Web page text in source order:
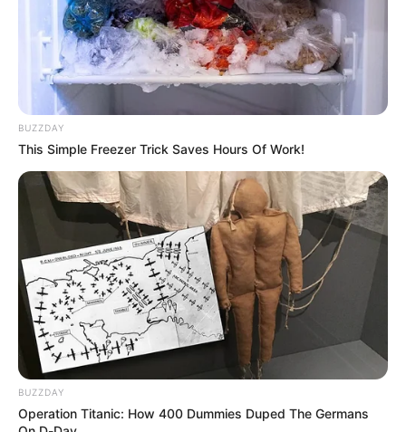
CONTRALORÍA
Polémica por pago de
seguridad social de
Cartagena a primera dama
DAÑOS MATERIALES
Advierten que más de 300
casas están en riesgo de
colapso en un barrio en
Cartagena
BUZZDAY
This Simple Freezer Trick Saves Hours Of Work!
BUZZDAY
Operation Titanic: How 400 Dummies Duped The Germans